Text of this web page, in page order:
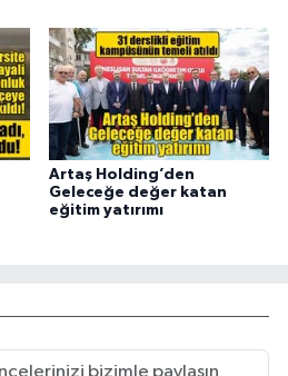
Artaş Holding’den
Geleceğe değer katan
eğitim yatırımı